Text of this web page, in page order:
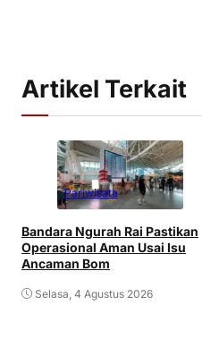
Artikel Terkait
Pariwisata
Bandara Ngurah Rai Pastikan
Operasional Aman Usai Isu
Ancaman Bom
Selasa, 4 Agustus 2026